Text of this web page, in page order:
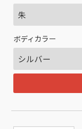
ボディカラー